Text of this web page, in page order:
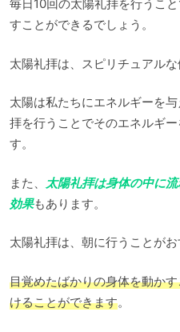
毎日10回の太陽礼拝を行うこ
すことができるでしょう。
太陽礼拝は、スピリチュアルな
太陽は私たちにエネルギーを
拝を行うことでそのエネルギ
す。
また、 太陽礼拝は身体の中に
効果もあります。
太陽礼拝は、朝に行うことがお
目覚めたばかりの身体を動か
けることができます。